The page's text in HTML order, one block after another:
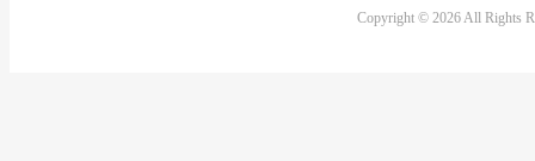
Copyright © 2026 All Rights